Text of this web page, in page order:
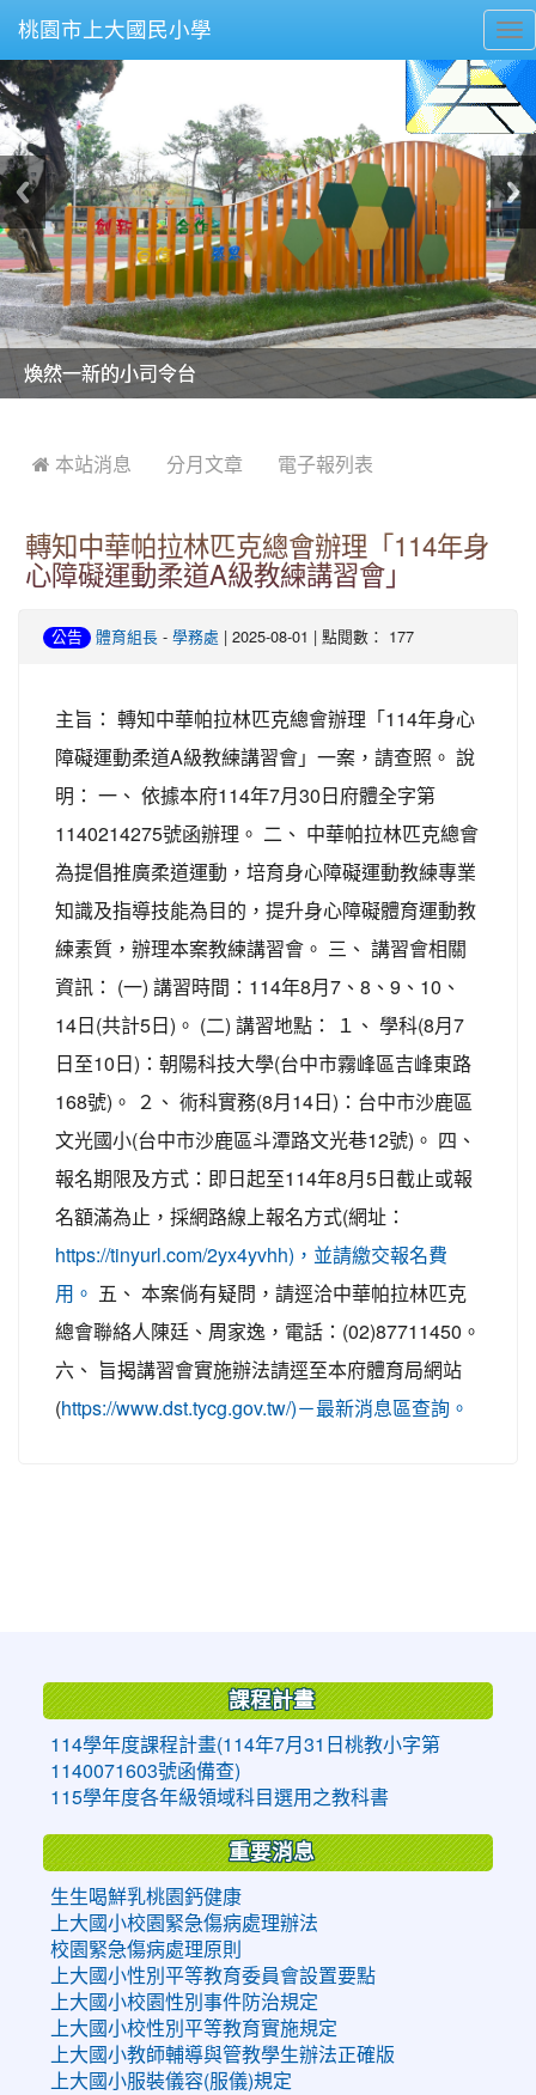
桃園市上大國民小學
美麗的操場是我們活力的來源
美麗的操場是我們活力的來源
煥然一新的小司令台
煥然一新的小司令台
富含桃園埤塘田園風光意象的中廊
富含桃園埤塘田園風光意象的中廊
嶄新的中庭廣場
嶄新的中庭廣場
水生池生生不息
水生池生生不息
 本站消息 分月文章 電子報列表
轉知中華帕拉林匹克總會辦理「114年身
心障礙運動柔道A級教練講習會」
公告 體育組長 - 學務處 | 2025-08-01 | 點閱數： 177
主旨： 轉知中華帕拉林匹克總會辦理「114年身心
障礙運動柔道A級教練講習會」一案，請查照。 說
明： 一、 依據本府114年7月30日府體全字第
1140214275號函辦理。 二、 中華帕拉林匹克總會
為提倡推廣柔道運動，培育身心障礙運動教練專業
知識及指導技能為目的，提升身心障礙體育運動教
練素質，辦理本案教練講習會。 三、 講習會相關
資訊： (一) 講習時間：114年8月7、8、9、10、
14日(共計5日)。 (二) 講習地點： １、 學科(8月7
日至10日)：朝陽科技大學(台中市霧峰區吉峰東路
168號)。 ２、 術科實務(8月14日)：台中市沙鹿區
文光國小(台中市沙鹿區斗潭路文光巷12號)。 四、
報名期限及方式：即日起至114年8月5日截止或報
名額滿為止，採網路線上報名方式(網址：
https://tinyurl.com/2yx4yvhh)，並請繳交報名費
用。
五、 本案倘有疑問，請逕洽中華帕拉林匹克
總會聯絡人陳廷、周家逸，電話：(02)87711450。
六、 旨揭講習會實施辦法請逕至本府體育局網站
(https://www.dst.tycg.gov.tw/)－最新消息區查詢。
課程計畫
114學年度課程計畫(114年7月31日桃教小字第
1140071603號函備查)
115學年度各年級領域科目選用之教科書
重要消息
生生喝鮮乳桃園鈣健康
上大國小校園緊急傷病處理辦法
校園緊急傷病處理原則
上大國小性別平等教育委員會設置要點
上大國小校園性別事件防治規定
上大國小校性別平等教育實施規定
上大國小教師輔導與管教學生辦法正確版
上大國小服裝儀容(服儀)規定